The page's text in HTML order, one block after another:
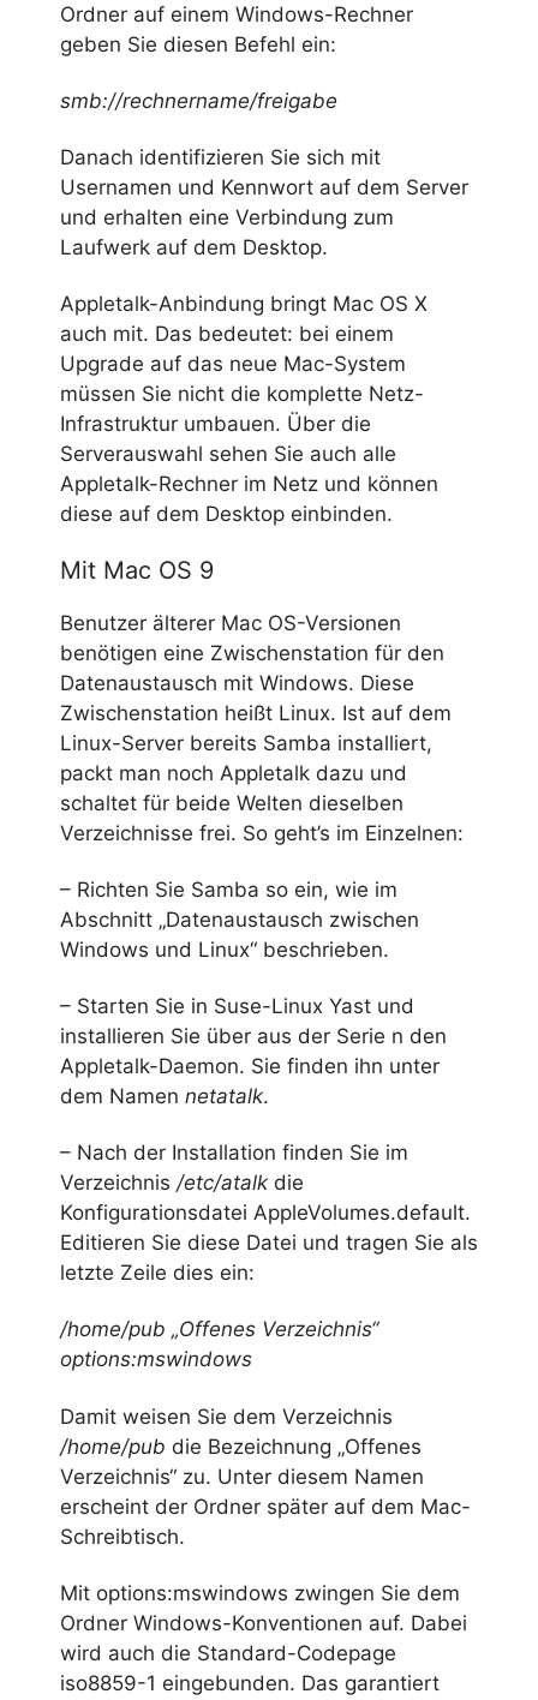
Ordner auf einem Windows-Rechner
geben Sie diesen Befehl ein:
smb://rechnername/freigabe
Danach identifizieren Sie sich mit
Usernamen und Kennwort auf dem Server
und erhalten eine Verbindung zum
Laufwerk auf dem Desktop.
Appletalk-Anbindung bringt Mac OS X
auch mit. Das bedeutet: bei einem
Upgrade auf das neue Mac-System
müssen Sie nicht die komplette Netz-
Infrastruktur umbauen. Über die
Serverauswahl sehen Sie auch alle
Appletalk-Rechner im Netz und können
diese auf dem Desktop einbinden.
Mit Mac OS 9
Benutzer älterer Mac OS-Versionen
benötigen eine Zwischenstation für den
Datenaustausch mit Windows. Diese
Zwischenstation heißt Linux. Ist auf dem
Linux-Server bereits Samba installiert,
packt man noch Appletalk dazu und
schaltet für beide Welten dieselben
Verzeichnisse frei. So geht’s im Einzelnen:
– Richten Sie Samba so ein, wie im
Abschnitt „Datenaustausch zwischen
Windows und Linux“ beschrieben.
– Starten Sie in Suse-Linux Yast und
installieren Sie über aus der Serie n den
Appletalk-Daemon. Sie finden ihn unter
dem Namen netatalk.
– Nach der Installation finden Sie im
Verzeichnis /etc/atalk die
Konfigurationsdatei AppleVolumes.default.
Editieren Sie diese Datei und tragen Sie als
letzte Zeile dies ein:
/home/pub „Offenes Verzeichnis“
options:mswindows
Damit weisen Sie dem Verzeichnis
/home/pub die Bezeichnung „Offenes
Verzeichnis“ zu. Unter diesem Namen
erscheint der Ordner später auf dem Mac-
Schreibtisch.
Mit options:mswindows zwingen Sie dem
Ordner Windows-Konventionen auf. Dabei
wird auch die Standard-Codepage
iso8859-1 eingebunden. Das garantiert